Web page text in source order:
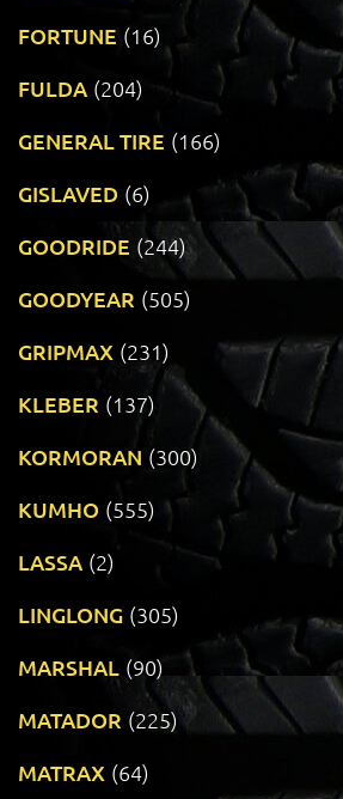
FORTUNE (16)
FULDA (204)
GENERAL TIRE (166)
GISLAVED (6)
GOODRIDE (244)
GOODYEAR (505)
GRIPMAX (231)
KLEBER (137)
KORMORAN (300)
KUMHO (555)
LASSA (2)
LINGLONG (305)
MARSHAL (90)
MATADOR (225)
MATRAX (64)